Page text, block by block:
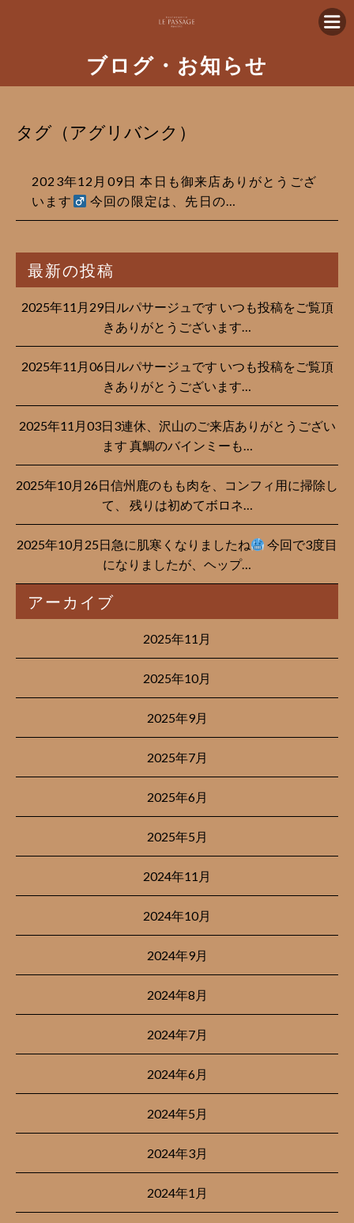
ブログ・お知らせ
タグ（アグリバンク）
2023年12月09日 本日も御来店ありがとうござ
います‍
今回の限定は、先日の…
最新の投稿
2025年11月29日ルパサージュです︎ いつも投稿をご覧頂
きありがとうございます…
2025年11月06日ルパサージュです︎ いつも投稿をご覧頂
きありがとうございます…
2025年11月03日3連休、沢山のご来店ありがとうござい
ます 真鯛のバインミーも…
2025年10月26日信州鹿のもも肉を、コンフィ用に掃除し
て、 残りは初めてボロネ…
2025年10月25日急に肌寒くなりましたね
今回で3度目
になりましたが、ヘップ…
アーカイブ
2025年11月
2025年10月
2025年9月
2025年7月
2025年6月
2025年5月
2024年11月
2024年10月
2024年9月
2024年8月
2024年7月
2024年6月
2024年5月
2024年3月
2024年1月